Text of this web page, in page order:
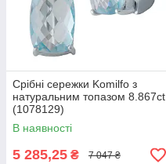
Срібні сережки Komilfo з
натуральним топазом 8.867ct
(1078129)
В наявності
5 285,25 ₴ 7 047 ₴